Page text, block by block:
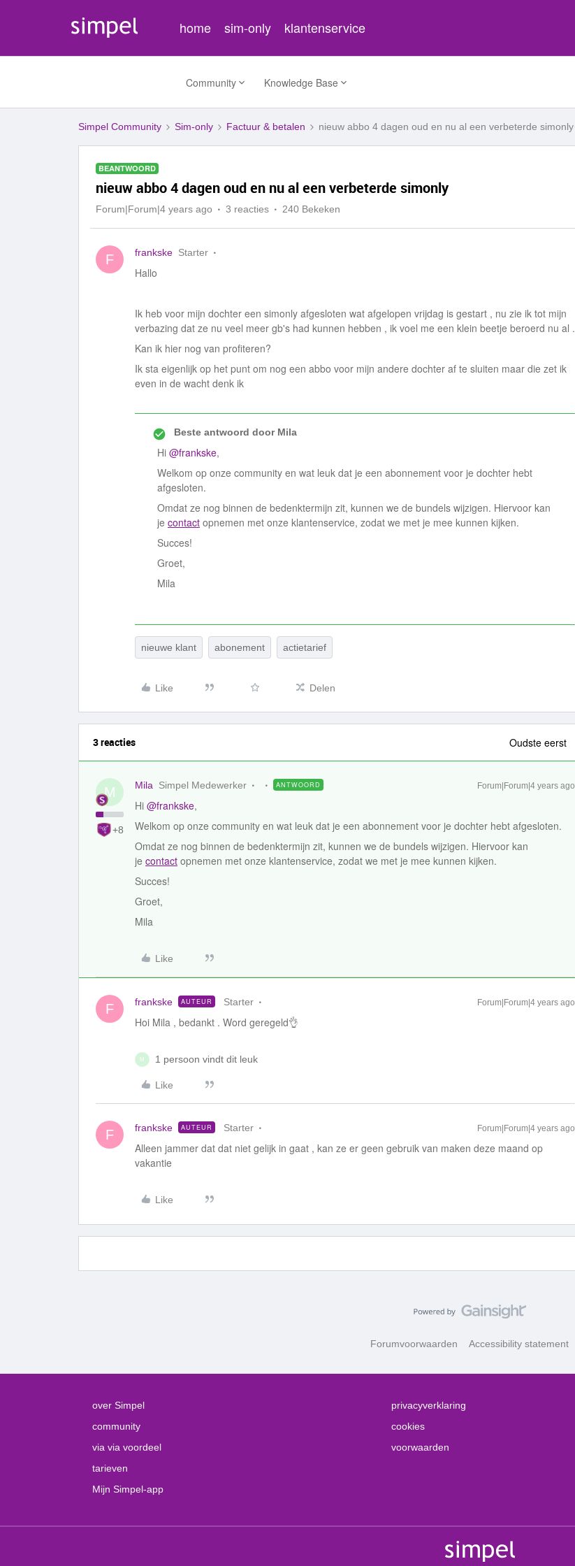
home sim-only klantenservice
Community Knowledge Base
Simpel Community Sim-only Factuur & betalen nieuw abbo 4 dagen oud en nu al een verbeterde simonly
BEANTWOORD
nieuw abbo 4 dagen oud en nu al een verbeterde simonly
Forum|Forum|4 years ago 3 reacties 240 Bekeken
F frankske Starter
Hallo
Ik heb voor mijn dochter een simonly afgesloten wat afgelopen vrijdag is gestart , nu zie ik tot mijn
verbazing dat ze nu veel meer gb's had kunnen hebben , ik voel me een klein beetje beroerd nu al .
Kan ik hier nog van profiteren?
Ik sta eigenlijk op het punt om nog een abbo voor mijn andere dochter af te sluiten maar die zet ik
even in de wacht denk ik
Beste antwoord doorMila
Hi @frankske,
Welkom op onze community en wat leuk dat je een abonnement voor je dochter hebt
afgesloten.
Omdat ze nog binnen de bedenktermijn zit, kunnen we de bundels wijzigen. Hiervoor kan
je contact opnemen met onze klantenservice, zodat we met je mee kunnen kijken.
Succes!
Groet,
Mila
nieuwe klant abonement actietarief
Like Delen
3 reacties Oudste eerst
M
+8
Mila Simpel Medewerker ANTWOORD Forum|Forum|4 years ago
Hi @frankske,
Welkom op onze community en wat leuk dat je een abonnement voor je dochter hebt afgesloten.
Omdat ze nog binnen de bedenktermijn zit, kunnen we de bundels wijzigen. Hiervoor kan
je contact opnemen met onze klantenservice, zodat we met je mee kunnen kijken.
Succes!
Groet,
Mila
Like
F frankske AUTEUR Starter Forum|Forum|4 years ago
Hoi Mila , bedankt . Word geregeld👌
M 1 persoon vindt dit leuk
Like
F frankske AUTEUR Starter Forum|Forum|4 years ago
Alleen jammer dat dat niet gelijk in gaat , kan ze er geen gebruik van maken deze maand op
vakantie
Like
Forumvoorwaarden Accessibility statement
over Simpel
community
via via voordeel
tarieven
Mijn Simpel-app
privacyverklaring
cookies
voorwaarden